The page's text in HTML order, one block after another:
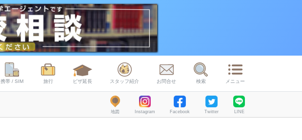
携帯 / SIM 旅行 ビザ延長 スタッフ紹介 お問合せ 検索 メニュー
地図 Instagram Facebook Twitter LINE